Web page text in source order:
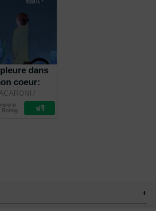
องตัวร้าย เล่ม
1Millionmilesaway
ายรักจีนโบราณ
Rating
dans
coeur:
อองฝนชโลม
/
1Millionmilesaway
ายวาย Boy
/ Yaoi
Rating
+